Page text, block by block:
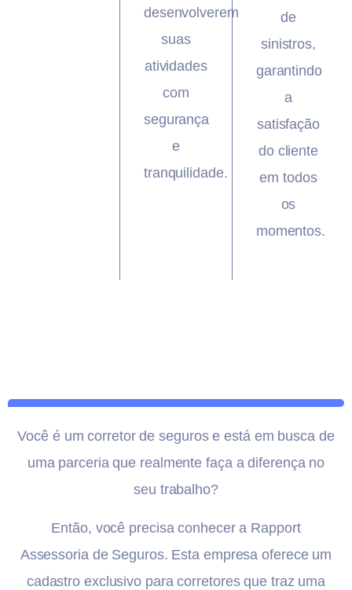
desenvolverem
suas
atividades
com
segurança
e
tranquilidade.
de
sinistros,
garantindo
a
satisfação
do cliente
em todos
os
momentos.
Você é um corretor de seguros e está em busca de
uma parceria que realmente faça a diferença no
seu trabalho?
Então, você precisa conhecer a Rapport
Assessoria de Seguros. Esta empresa oferece um
cadastro exclusivo para corretores que traz uma